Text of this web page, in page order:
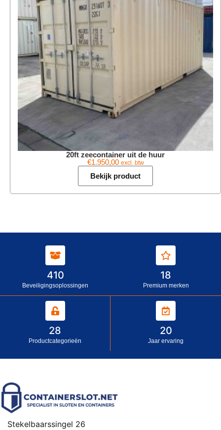
20ft zeecontainer uit de huur
€1.950,00 excl. btw
Bekijk product
410
Beveiligingsoplossingen
18
Premium merken
28
Productcategorieën
20
Jaar ervaring
Stekelbaarssingel 26